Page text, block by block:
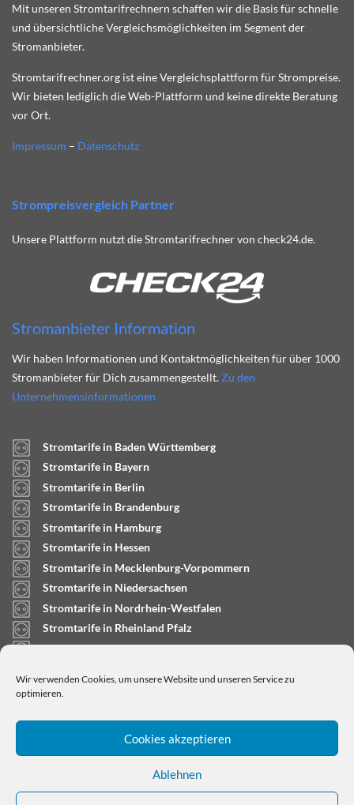
Wir verwenden Cookies, um unsere Website und unseren Service zu
optimieren.
Cookies akzeptieren
Ablehnen
Mit unseren Stromtarifrechnern schaffen wir die Basis für schnelle
und übersichtliche Vergleichsmöglichkeiten im Segment der
Stromanbieter.
Stromtarifrechner.org ist eine Vergleichsplattform für Strompreise.
Wir bieten lediglich die Web-Plattform und keine direkte Beratung
vor Ort.
Impressum – Datenschutz
Strompreisvergleich Partner
Unsere Plattform nutzt die Stromtarifrechner von check24.de.
Stromanbieter Information
Wir haben Informationen und Kontaktmöglichkeiten für über 1000
Stromanbieter für Dich zusammengestellt. Zu den
Unternehmensinformationen
Stromtarife in Baden Württemberg
Stromtarife in Bayern
Stromtarife in Berlin
Stromtarife in Brandenburg
Stromtarife in Hamburg
Stromtarife in Hessen
Stromtarife in Mecklenburg-Vorpommern
Stromtarife in Niedersachsen
Stromtarife in Nordrhein-Westfalen
Stromtarife in Rheinland Pfalz
Stromtarife in Saarland
Stromtarife in Schleswig-Holstein